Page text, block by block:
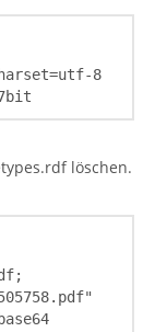
löschen.